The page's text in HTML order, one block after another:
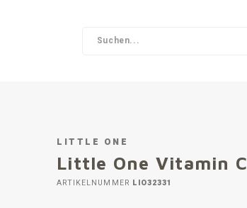
LITTLE ONE
Little One Vitamin C
ARTIKELNUMMER LIO32331